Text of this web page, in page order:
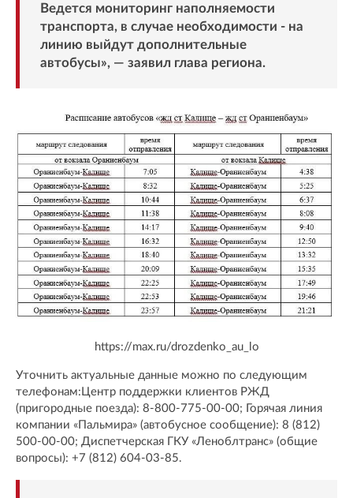
Ведется мониторинг наполняемости
транспорта, в случае необходимости - на
линию выйдут дополнительные
автобусы», — заявил глава региона.
https://max.ru/drozdenko_au_lo
Уточнить актуальные данные можно по следующим
телефонам:Центр поддержки клиентов РЖД
(пригородные поезда): 8-800-775-00-00; Горячая линия
компании «Пальмира» (автобусное сообщение): 8 (812)
500-00-00; Диспетчерская ГКУ «Леноблтранс» (общие
вопросы): +7 (812) 604-03-85.